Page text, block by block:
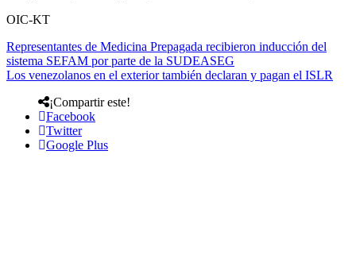
OIC-KT
Representantes de Medicina Prepagada recibieron inducción del
sistema SEFAM por parte de la SUDEASEG
Los venezolanos en el exterior también declaran y pagan el ISLR
¡Compartir este!
Facebook
Twitter
Google Plus